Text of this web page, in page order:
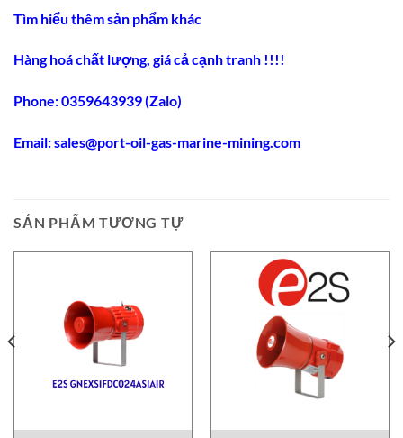
Tìm hiểu thêm sản phẩm khác
Hàng hoá chất lượng, giá cả cạnh tranh !!!!
Phone: 0359643939 (Zalo)
Email:sales@port-oil-gas-marine-mining.com
SẢN PHẨM TƯƠNG TỰ